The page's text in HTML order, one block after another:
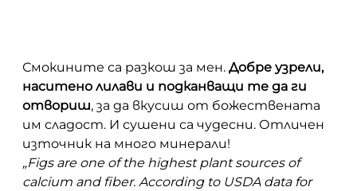
Смокините са разкош за мен. Добре узрели,
наситено лилави и подканващи те да ги
отвориш, за да вкусиш от божествената
им сладост. И сушени са чудесни. Отличен
източник на много минерали!
„Figs are one of the highest plant sources of
calcium and fiber. According to USDA data for